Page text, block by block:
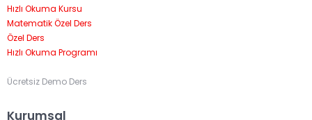
Hızlı Okuma Kursu
Matematik Özel Ders
Özel Ders
Hızlı Okuma Programı
Ücretsiz Demo Ders
Kurumsal